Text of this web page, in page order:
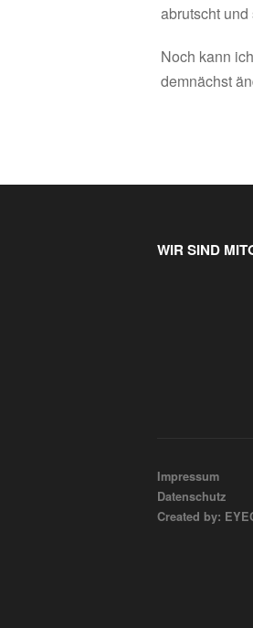
abrutscht
Noch kann
demnächst
WIR SIND
Impressum
Datenschutz
Created by: